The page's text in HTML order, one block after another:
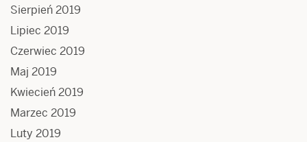
Sierpień 2019
Lipiec 2019
Czerwiec 2019
Maj 2019
Kwiecień 2019
Marzec 2019
Luty 2019